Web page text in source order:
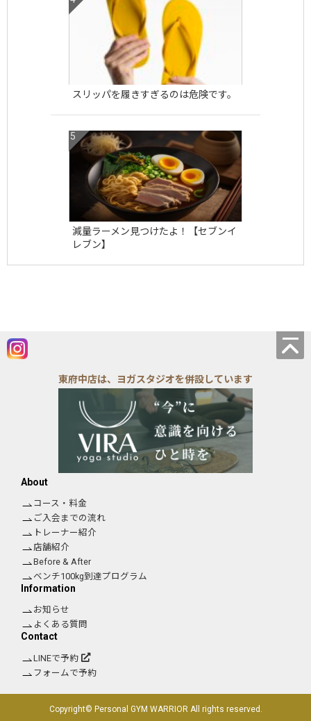
スリッパを履きすぎるのは危険です。
減量ラーメン見つけたよ！【セブンイ
レブン】
東府中店は、ヨガスタジオを併設しています
About
コース・料金
ご入会までの流れ
トレーナー紹介
店舗紹介
Before & After
ベンチ100kg到達プログラム
Information
お知らせ
よくある質問
Contact
LINEで予約
フォームで予約
Copyright© Personal GYM WARRIOR All rights reserved.